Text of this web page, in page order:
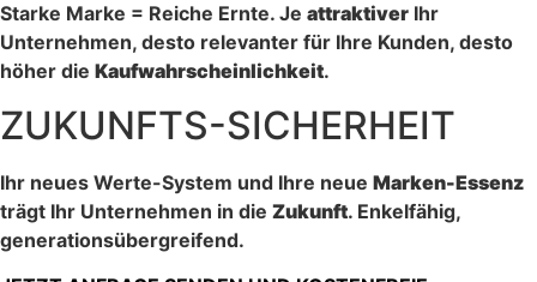
Starke Marke = Reiche Ernte. Je attraktiver Ihr
Unternehmen, desto relevanter für Ihre Kunden, desto
höher die Kaufwahrscheinlichkeit.
ZUKUNFTS-SICHERHEIT
Ihr neues Werte-System und Ihre neue Marken-Essenz
trägt Ihr Unternehmen in die Zukunft. Enkelfähig,
generationsübergreifend.